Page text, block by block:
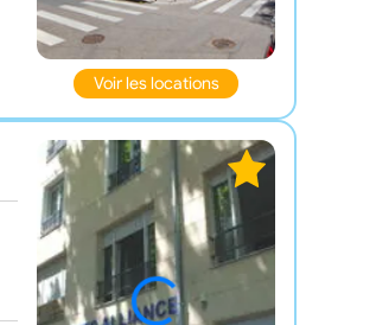
Voir les locations